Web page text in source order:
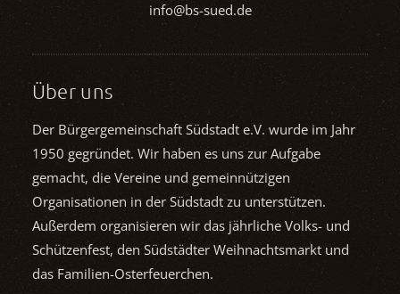
info@bs-sued.de
Über uns
Der Bürgergemeinschaft Südstadt e.V. wurde im Jahr
1950 gegründet. Wir haben es uns zur Aufgabe
gemacht, die Vereine und gemein­nützigen
Organisationen in der Südstadt zu unterstützen.
Außerdem organisieren wir das jährliche Volks- und
Schützenfest, den Südstädter Weihnachts­markt und
das Familien-Osterfeuerchen.